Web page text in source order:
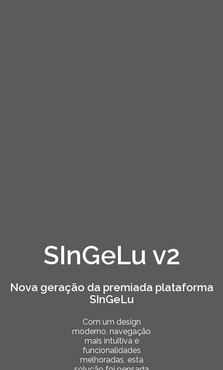
SInGeLu v2
Nova geração da premiada plataforma
SInGeLu
Com um design
moderno, navegação
mais intuitiva e
funcionalidades
melhoradas, esta